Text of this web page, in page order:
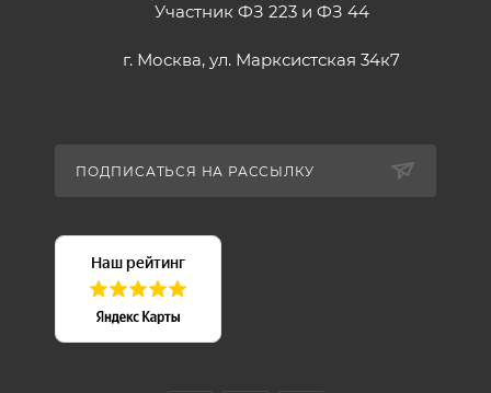
Участник ФЗ 223 и ФЗ 44
г. Москва, ул. Марксистская 34к7
ПОДПИСАТЬСЯ НА РАССЫЛКУ